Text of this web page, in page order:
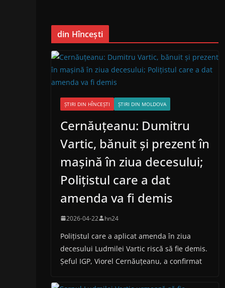
din Hîncești
ȘTIRI DIN HÎNCEȘTI ȘTIRI DIN MOLDOVA
Cernăuțeanu: Dumitru
Vartic, bănuit și prezent în
mașină în ziua decesului;
Polițistul care a dat
amenda va fi demis
2026-04-22 hn24
Polițistul care a aplicat amenda în ziua
decesului Ludmilei Vartic riscă să fie demis.
Șeful IGP, Viorel Cernăuțeanu, a confirmat